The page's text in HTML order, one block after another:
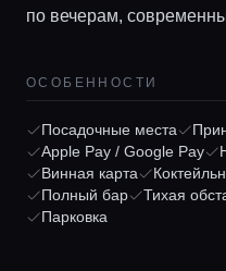
Главная
Локации
по вечерам,
ОСОБЕННОСТИ
Посадочные места
Apple Pay / Google Pay
Винная карта
Полный бар
Тихая
Парковка